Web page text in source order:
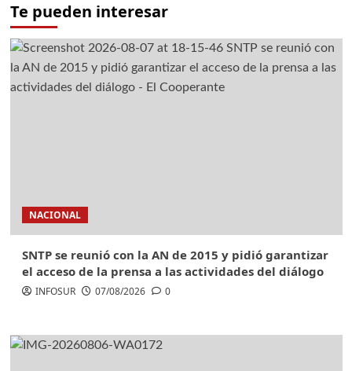
Te pueden interesar
NACIONAL
SNTP se reunió con la AN de 2015 y pidió garantizar
el acceso de la prensa a las actividades del diálogo
INFOSUR 07/08/2026 0